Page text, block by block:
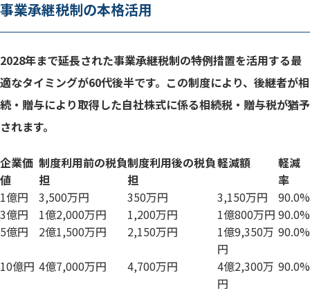
事業承継税制の本格活用
2028年まで延長された事業承継税制の特例措置を活用する最
適なタイミングが60代後半です。この制度により、後継者が相
続・贈与により取得した自社株式に係る相続税・贈与税が猶予
されます。
企業価
値
制度利用前の税負
担
制度利用後の税負
担
軽減額
軽減
率
1億円
3,500万円 350万円 3,150万円
90.0%
3億円
1億2,000万円 1,200万円 1億800万円 90.0%
5億円
2億1,500万円 2,150万円
1億9,350万
円
90.0%
10億円 4億7,000万円 4,700万円
4億2,300万
円
90.0%